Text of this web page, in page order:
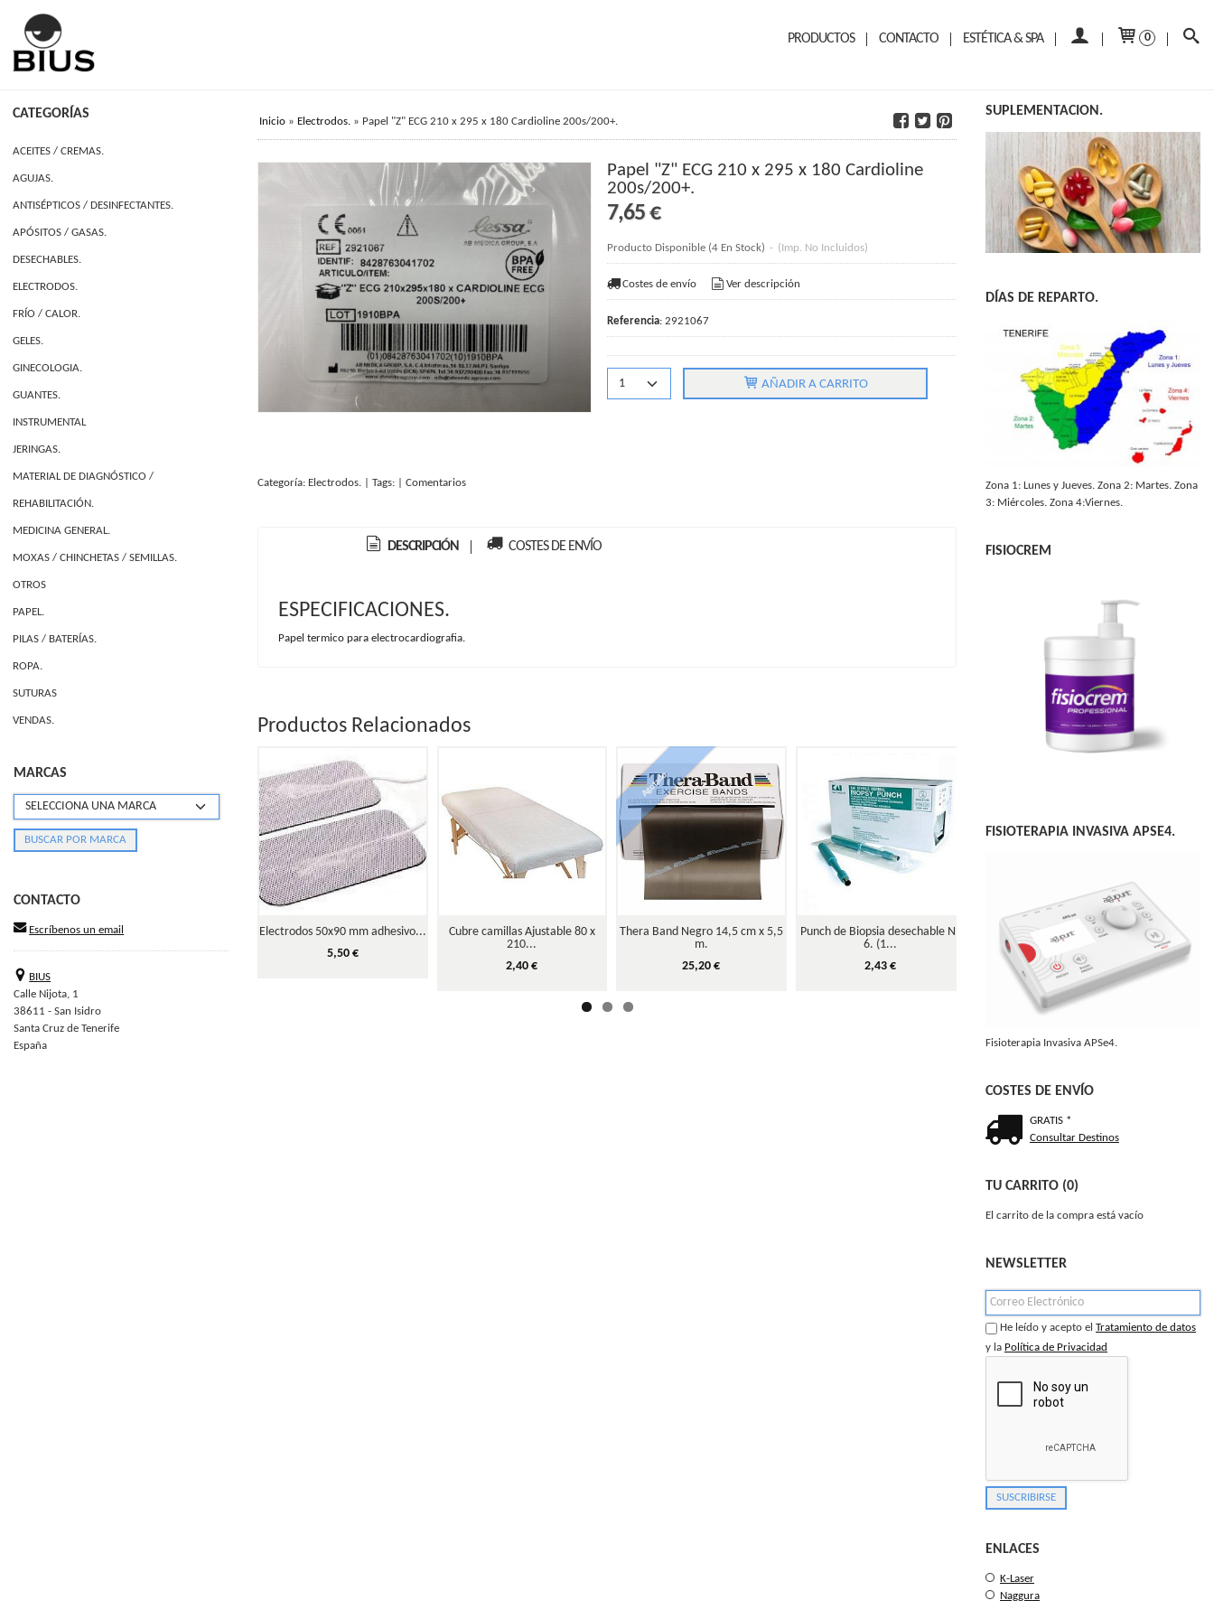
PRODUCTOS CONTACTO ESTÉTICA & SPA 0
CATEGORÍAS
ACEITES / CREMAS.
AGUJAS.
ANTISÉPTICOS / DESINFECTANTES.
APÓSITOS / GASAS.
DESECHABLES.
ELECTRODOS.
FRÍO / CALOR.
GELES.
GINECOLOGIA.
GUANTES.
INSTRUMENTAL
JERINGAS.
MATERIAL DE DIAGNÓSTICO /
REHABILITACIÓN.
MEDICINA GENERAL.
MOXAS / CHINCHETAS / SEMILLAS.
OTROS
PAPEL.
PILAS / BATERÍAS.
ROPA.
SUTURAS
VENDAS.
MARCAS
CONTACTO
Escríbenos un email
BIUS
Calle Nijota, 1
38611 - San Isidro
Santa Cruz de Tenerife
España
Inicio » Electrodos. » Papel "Z" ECG 210 x 295 x 180 Cardioline 200s/200+.
Papel "Z" ECG 210 x 295 x 180 Cardioline
200s/200+.
7,65 €
Producto Disponible (4 En Stock) - (Imp. No Incluidos)
Costes de envío Ver descripción
Referencia: 2921067
AÑADIR A CARRITO
Categoría: Electrodos. Tags: Comentarios
DESCRIPCIÓN COSTES DE ENVÍO
ESPECIFICACIONES.
Papel termico para electrocardiografia.
Productos Relacionados
Electrodos 50x90 mm adhesivo...
5,50 €
Cubre camillas Ajustable 80 x
210...
2,40 €
Agotado
Thera Band Negro 14,5 cm x 5,5
m.
25,20 €
Punch de Biopsia desechable Nº
6. (1...
2,43 €
APSe4 Fisioterapia Invasiva.
2.800,00 €
Papel
SUPLEMENTACION.
DÍAS DE REPARTO.
Zona 1: Lunes y Jueves. Zona 2: Martes. Zona
3: Miércoles. Zona 4:Viernes.
FISIOCREM
FISIOTERAPIA INVASIVA APSE4.
Fisioterapia Invasiva APSe4.
COSTES DE ENVÍO
GRATIS *
Consultar Destinos
TU CARRITO (0)
El carrito de la compra está vacío
NEWSLETTER
He leído y acepto el Tratamiento de datos
y la Política de Privacidad
ENLACES
K-Laser
Naggura